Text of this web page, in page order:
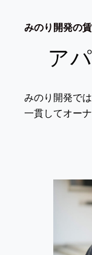
みのり開発の
ア
みのり開発で
一貫してオー